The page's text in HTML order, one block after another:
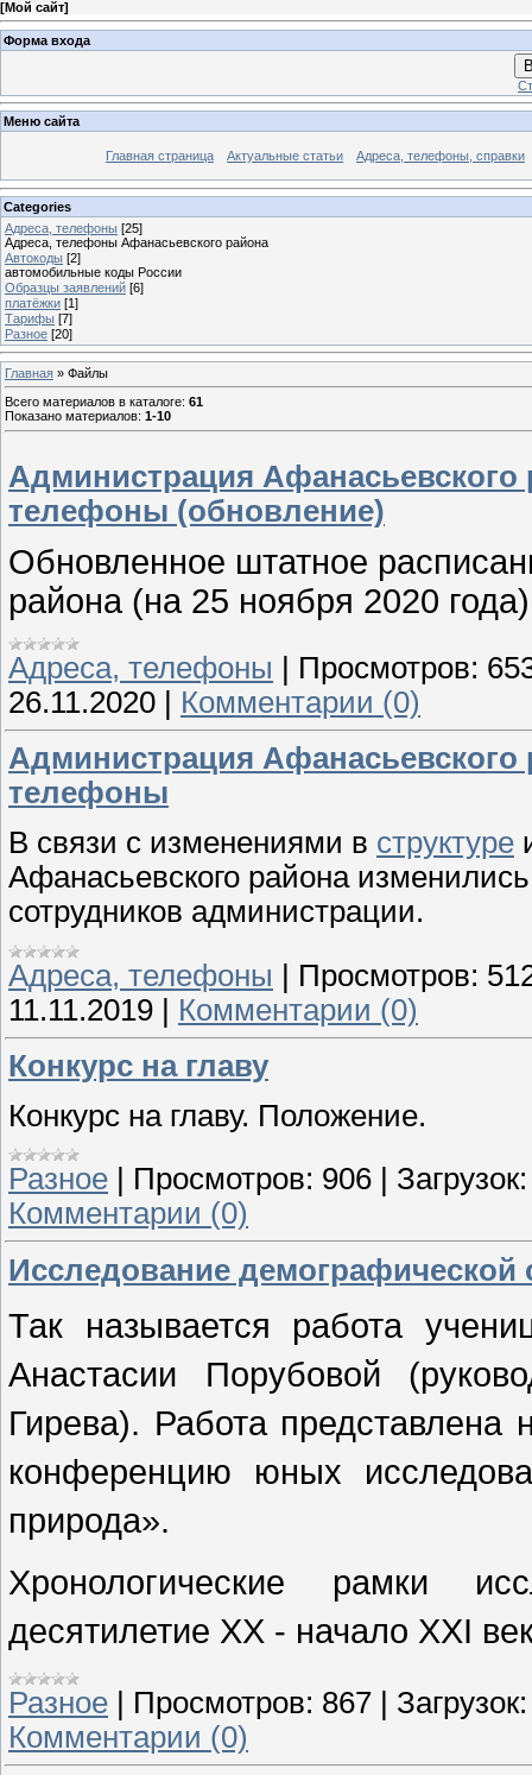
[Мой сайт]
Форма входа
Меню сайта
Главная страница Актуальные статьи Адреса, телефоны, справки
Categories
Адреса, телефоны [25]
Адреса, телефоны Афанасьевского района
Автокоды [2]
автомобильные коды России
Образцы заявлений [6]
платёжки [1]
Тарифы [7]
Разное [20]
Главная » Файлы
Всего материалов в каталоге: 61
Показано материалов: 1-10
Администрация
телефоны (обновление)
Обновленное штатное
района (на 25 ноября 2020
Адреса, телефоны Просмотров:
26.11.2020
Комментарии (0)
Администрация
телефоны
В связи с изменениями в структуре
Афанасьевского района
сотрудников администрации.
Адреса, телефоны | Просмотров:
11.11.2019 | Комментарии (0)
Конкурс на главу
Конкурс на главу. Положение.
Разное
Просмотров: 906
Загрузок:
Комментарии (0)
Исследование
Так называется работа
Анастасии Порубовой
Гирева). Работа
конференцию юных
природа».
Хронологические рамки
десятилетие XX - начало XXI
Разное | Просмотров: 867 | Загрузок:
Комментарии (0)